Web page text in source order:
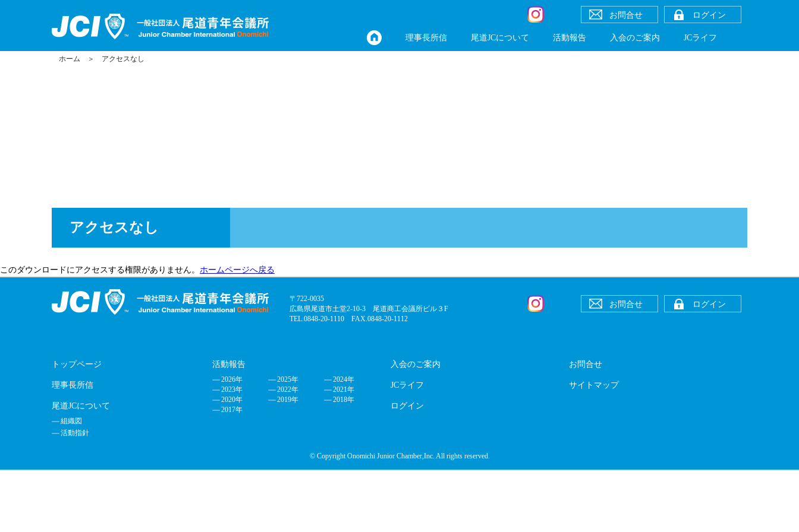
お問合せ ログイン
理事長所信 尾道JCについて 活動報告 入会のご案内 JCライフ
ホーム ＞ アクセスなし
アクセスなし
このダウンロードにアクセスする権限がありません。 ホームページへ戻る
〒722-0035
広島県尾道市土堂2-10-3 尾道商工会議所ビル３F
TEL.0848-20-1110 FAX.0848-20-1112
お問合せ ログイン
トップページ
理事長所信
尾道JCについて
組織図
活動指針
活動報告
2026年 2025年
2024年
2023年
2022年
2021年
2020年
2019年
2018年
2017年
入会のご案内
JCライフ
ログイン
お問合せ
サイトマップ
© Copyright Onomichi Junior Chamber,Inc. All rights reserved.